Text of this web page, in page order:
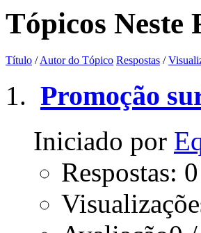
Tópicos Neste
Título /Autor do Tópico Respostas /
Promoção
Iniciado por
Respostas: 0